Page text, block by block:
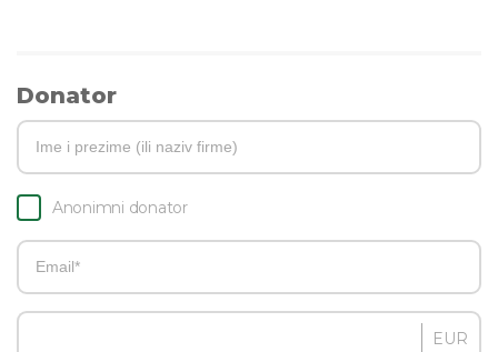
Donator
Anonimni donator
EUR